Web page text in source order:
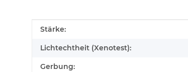
Produkteigenschaft
Wert
Stärke:
Lichtechtheit (Xenotest):
Gerbung: